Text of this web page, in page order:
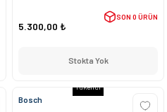
5.300,00 ₺
SON 0 ÜRÜN
Stokta Yok
Tükendi
Bosch